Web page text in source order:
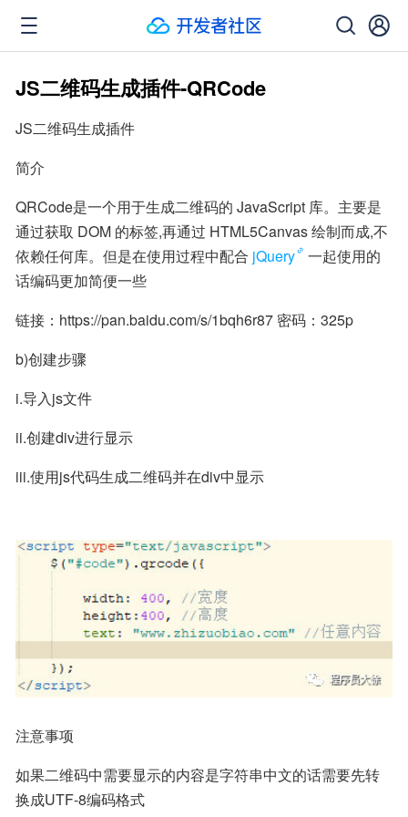
JS二维码生成插件-QRCode
JS二维码生成插件
简介
QRCode是一个用于生成二维码的 JavaScript 库。主要是
通过获取 DOM 的标签,再通过 HTML5Canvas 绘制而成,不
依赖任何库。但是在使用过程中配合 jQuery
一起使用的
话编码更加简便一些
链接：https://pan.baidu.com/s/1bqh6r87 密码：325p
b)创建步骤
i.导入js文件
ii.创建div进行显示
iii.使用js代码生成二维码并在div中显示
注意事项
如果二维码中需要显示的内容是字符串中文的话需要先转
换成UTF-8编码格式